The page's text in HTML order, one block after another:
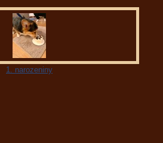
1. narozeniny